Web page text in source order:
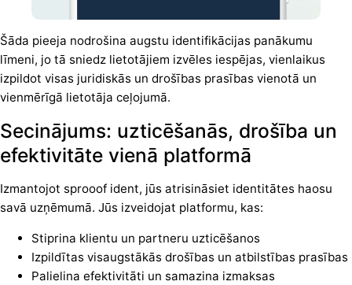
Šāda pieeja nodrošina augstu identifikācijas panākumu
līmeni, jo tā sniedz lietotājiem izvēles iespējas, vienlaikus
izpildot visas juridiskās un drošības prasības vienotā un
vienmērīgā lietotāja ceļojumā.
Secinājums: uzticēšanās, drošība un
efektivitāte vienā platformā
Izmantojot sprooof ident, jūs atrisināsiet identitātes haosu
savā uzņēmumā. Jūs izveidojat platformu, kas:
Stiprina klientu un partneru uzticēšanos
Izpildītas visaugstākās drošības un atbilstības prasības
Palielina efektivitāti un samazina izmaksas